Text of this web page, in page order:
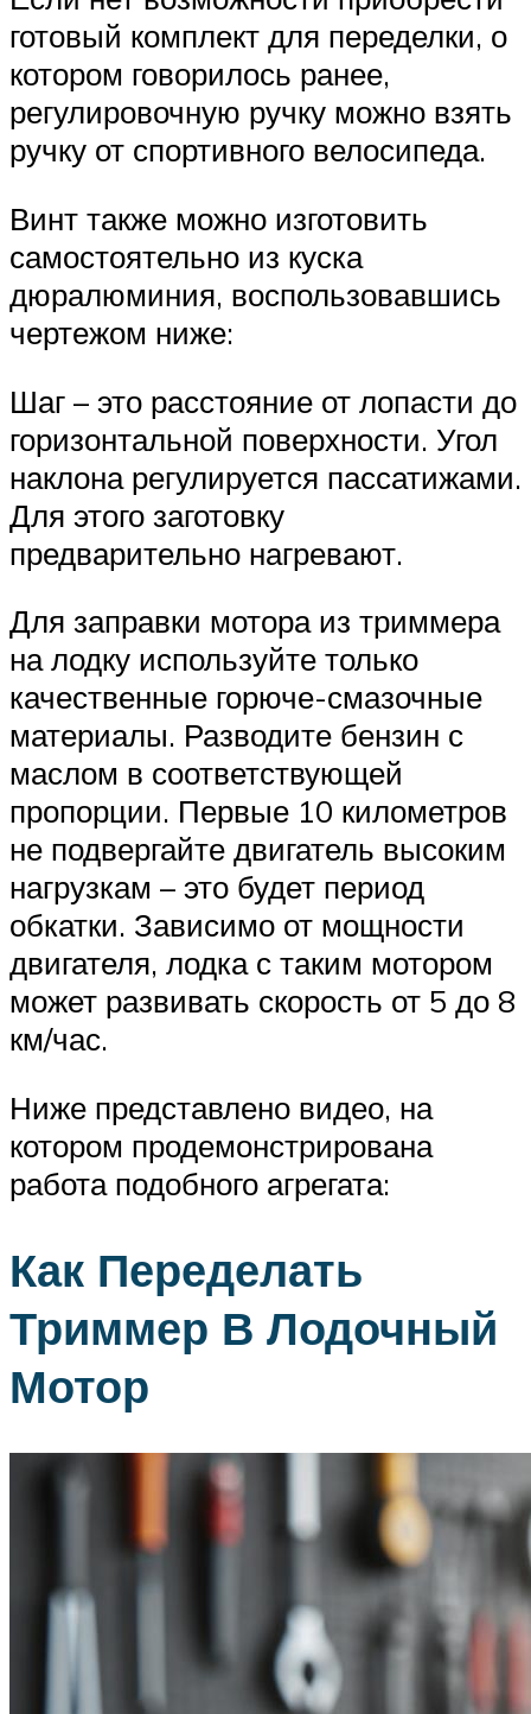
готовый комплект для переделки, о
котором говорилось ранее,
регулировочную ручку можно взять
ручку от спортивного велосипеда.
Винт также можно изготовить
самостоятельно из куска
дюралюминия, воспользовавшись
чертежом ниже:
Шаг – это расстояние от лопасти до
горизонтальной поверхности. Угол
наклона регулируется пассатижами.
Для этого заготовку
предварительно нагревают.
Для заправки мотора из триммера
на лодку используйте только
качественные горюче-смазочные
материалы. Разводите бензин с
маслом в соответствующей
пропорции. Первые 10 километров
не подвергайте двигатель высоким
нагрузкам – это будет период
обкатки. Зависимо от мощности
двигателя, лодка с таким мотором
может развивать скорость от 5 до 8
км/час.
Ниже представлено видео, на
котором продемонстрирована
работа подобного агрегата:
Как Переделать
Триммер В Лодочный
Мотор